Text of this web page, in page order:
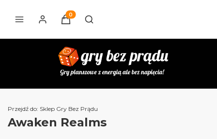
Produkty w koszyku: 0. Zobacz szczegóły
Otwórz wyszukiwarkę
Przejdź do: Sklep Gry Bez Prądu
Awaken Realms